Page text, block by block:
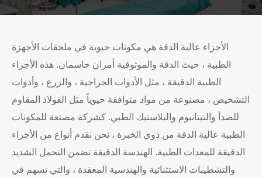
الأجزاء عالية الدقة هي مكونات حيوية في ملحقات الأجهزة
الطبية ، حيث الدقة والموثوقية أمران حاسمان. هذه الأجزاء
الطبية الدقيقة ، مثل الأدوات الجراحية ، والزرع ، وأدوات
التشخيص ، مصنوعة من مواد متوافقة حيوياً مثل الفولاذ المقاوم
للصدأ والتيتانيوم والبلاستيك الطبي. كشركة مصنعة للمكونات
الطبية عالية الدقة من ذوي الخبرة ، نحن نقدم أنواع من الأجزاء
الدقيقة للمعدات الطبية. الهندسة الدقيقة تضمن التحمل الشديد
والتشطيبات الاستثنائية والهندسية المعقدة ، والتي تسهم في